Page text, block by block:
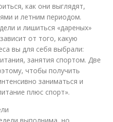
как они выглядят,
и летним периодом.
и лишиться «дареных»
от того, какую
вы для себя выбрали:
занятия спортом. Две
чтобы получить
заниматься и
плюс спорт».
выполнима, но